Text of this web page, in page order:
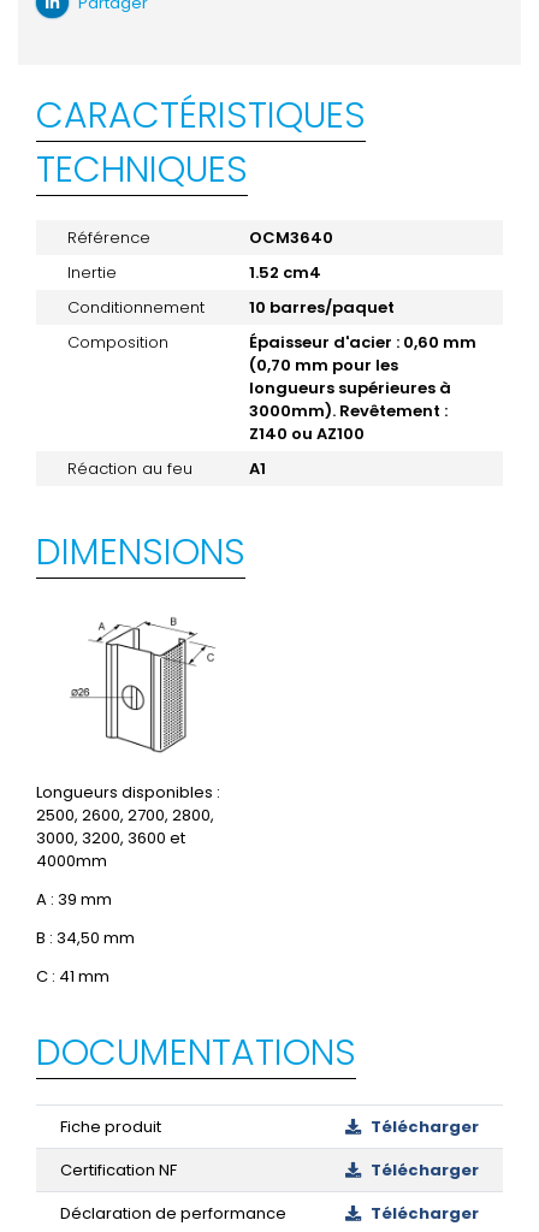
CARACTÉRISTIQUES
TECHNIQUES
Référence
OCM3640
Inertie
1.52 cm4
Conditionnement
10 barres/paquet
Composition
Épaisseur d'acier : 0,60 mm
(0,70 mm pour les
longueurs supérieures à
3000mm). Revêtement :
Z140 ou AZ100
Réaction au feu
A1
DIMENSIONS
Longueurs disponibles :
2500, 2600, 2700, 2800,
3000, 3200, 3600 et
4000mm
A : 39 mm
B : 34,50 mm
C : 41 mm
DOCUMENTATIONS
Fiche produit
Télécharger
Certification NF
Télécharger
Déclaration de performance
Télécharger